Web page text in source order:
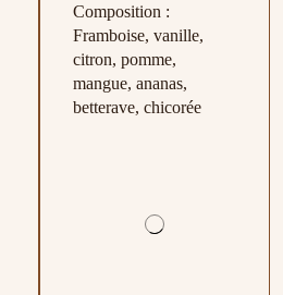
Composition :
Framboise, vanille,
citron, pomme,
mangue, ananas,
betterave, chicorée